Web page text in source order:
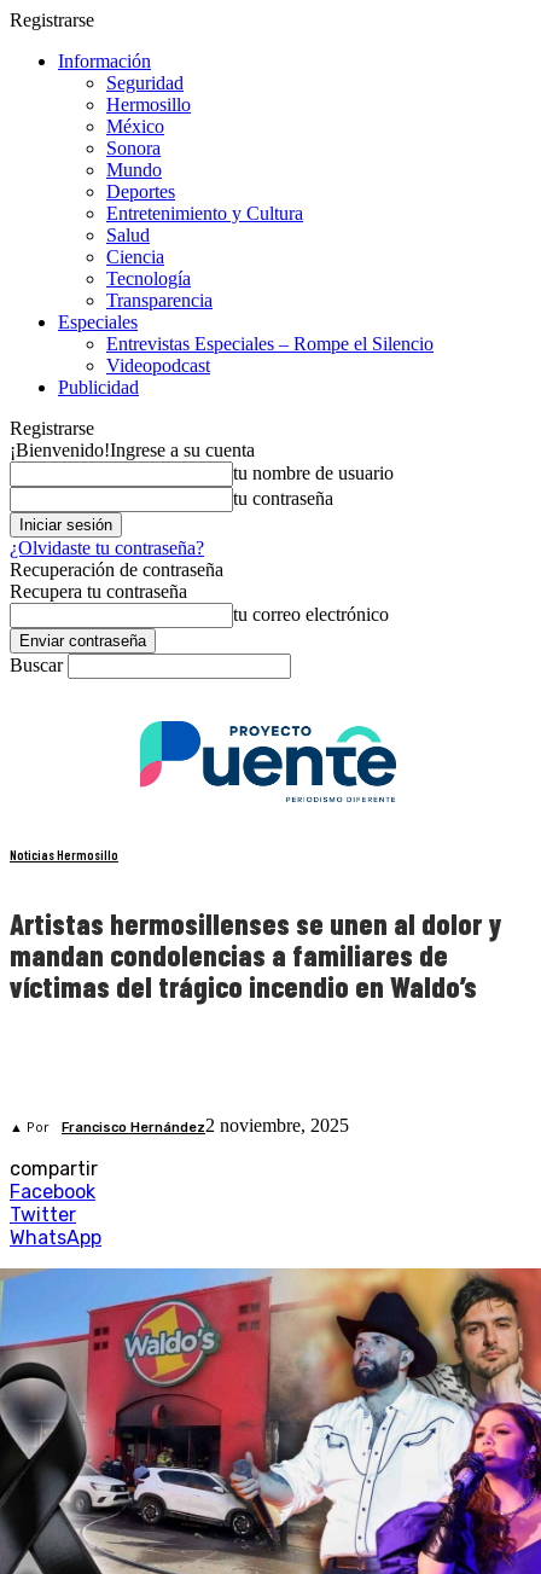
Registrarse
Información
Seguridad
Hermosillo
México
Sonora
Mundo
Deportes
Entretenimiento y Cultura
Salud
Ciencia
Tecnología
Transparencia
Especiales
Entrevistas Especiales – Rompe el Silencio
Videopodcast
Publicidad
Registrarse
¡Bienvenido!Ingrese a su cuenta
tu nombre de usuario
tu contraseña
¿Olvidaste tu contraseña?
Recuperación de contraseña
Recupera tu contraseña
tu correo electrónico
Buscar
Noticias Hermosillo
Artistas hermosillenses se unen al dolor y
mandan condolencias a familiares de
víctimas del trágico incendio en Waldo’s
▲ Por Francisco Hernández2 noviembre, 2025
compartir
Facebook
Twitter
WhatsApp